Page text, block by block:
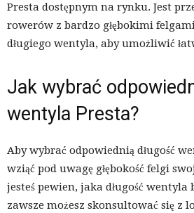
Presta dostępnym na rynku. Jest
rowerów z bardzo głębokimi
długiego wentyla, aby umożliwić
Jak wybrać
wentyla Presta?
Aby wybrać odpowiednią długość
wziąć pod uwagę głębokość felgi
jesteś pewien, jaka długość wentyla
zawsze możesz skonsultować się z